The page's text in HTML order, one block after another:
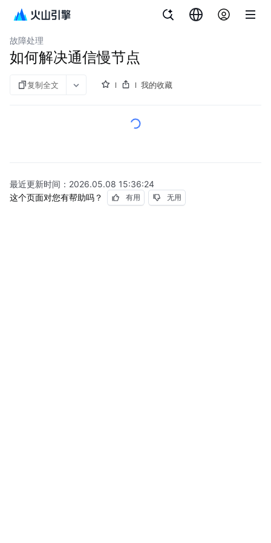
GPU云服务器
故障处理
如何解决通信慢节点
复制全文 我的收藏
最近更新时间： 2026.05.08 15:36:24
这个页面对您有帮助吗？
有用 无用